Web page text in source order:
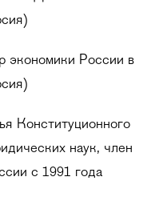
экономики России в
Конституционного
наук, член
с 1991 года